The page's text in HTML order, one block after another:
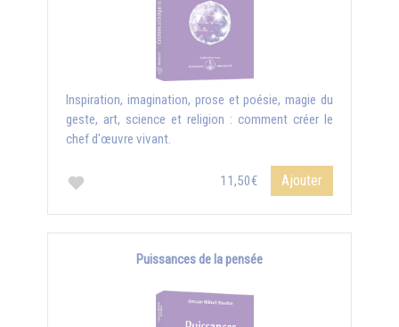
Inspiration, imagination, prose et poésie, magie du
geste, art, science et religion : comment créer le
chef d'œuvre vivant.
11,50€ Ajouter
Puissances de la pensée